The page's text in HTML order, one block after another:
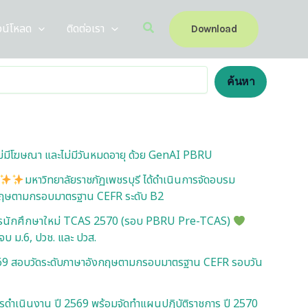
โหลด ติดต่อเรา Search Download
ค้นหา
มีโฆษณา และไม่มีวันหมดอายุ ด้วย GenAI PBRU
มหาวิทยาลัยราชภัฏเพชรบุรี ได้ดำเนินการจัดอบรม
ามกรอบมาตรฐาน CEFR ระดับ B2
กศึกษาใหม่ TCAS 2570 (รอบ PBRU Pre-TCAS)
ม.6, ปวช. และ ปวส.
สอบวัดระดับภาษาอังกฤษตามกรอบมาตรฐาน CEFR รอบวัน
ำเนินงาน ปี 2569 พร้อมจัดทำแผนปฏิบัติราชการ ปี 2570